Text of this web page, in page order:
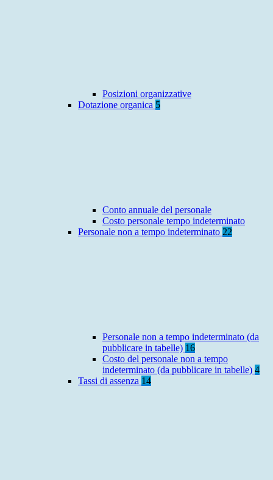
Posizioni organizzative
Dotazione organica 5
Conto annuale del personale
Costo personale tempo indeterminato
Personale non a tempo indeterminato 22
Personale non a tempo indeterminato (da
pubblicare in tabelle) 16
Costo del personale non a tempo
indeterminato (da pubblicare in tabelle) 4
Tassi di assenza 14